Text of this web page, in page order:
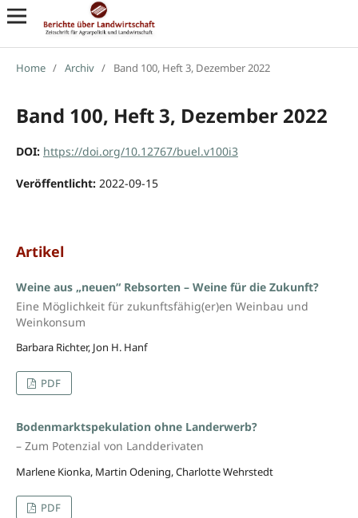
Home / Archiv / Band 100, Heft 3, Dezember 2022
Band 100, Heft 3, Dezember 2022
DOI: https://doi.org/10.12767/buel.v100i3
Veröffentlicht: 2022-09-15
Artikel
Weine aus „neuen“ Rebsorten – Weine für die Zukunft?
Eine Möglichkeit für zukunftsfähig(er)en Weinbau und
Weinkonsum
Barbara Richter, Jon H. Hanf
PDF
Bodenmarktspekulation ohne Landerwerb?
– Zum Potenzial von Landderivaten
Marlene Kionka, Martin Odening, Charlotte Wehrstedt
PDF